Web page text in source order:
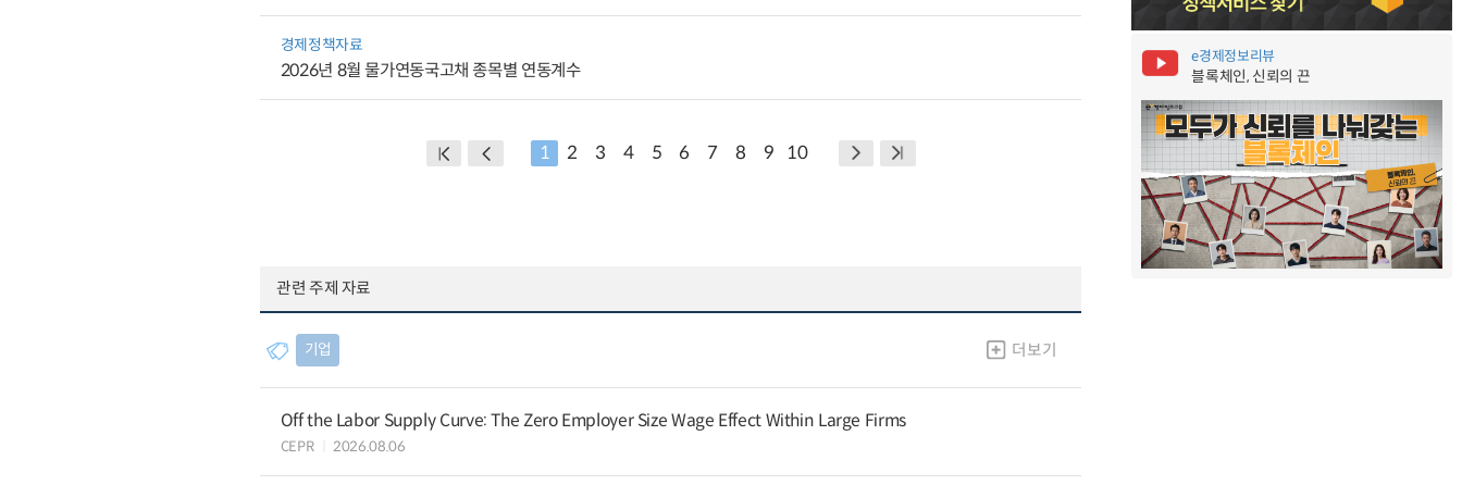
경제정책자료
2026년 8월 물가연동국고채 종목별 연동계수
1 2 3 4 5 6 7 8 9 10
관련 주제 자료
기업 더보기
Off the Labor Supply Curve: The Zero Employer Size Wage Effect Within Large Firms
CEPR 2026.08.06
e경제정보리뷰
블록체인, 신뢰의 끈